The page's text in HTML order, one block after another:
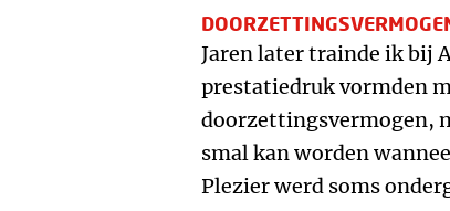
Jaren later trainde ik bij
prestatiedruk vormden
doorzettingsvermogen,
smal kan worden
Plezier werd soms